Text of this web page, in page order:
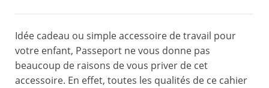
Idée cadeau ou simple accessoire de travail pour
votre enfant, Passeport ne vous donne pas
beaucoup de raisons de vous priver de cet
accessoire. En effet, toutes les qualités de ce cahier